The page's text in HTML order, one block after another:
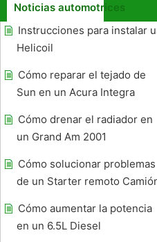
Noticias automotrices
Instrucciones para instalar
Helicoil
Cómo reparar el tejado de
Sun en un Acura Integra
Cómo drenar el radiador en
un Grand Am 2001
Cómo solucionar problemas
de un Starter remoto
Cómo aumentar la potencia
en un 6.5L Diesel